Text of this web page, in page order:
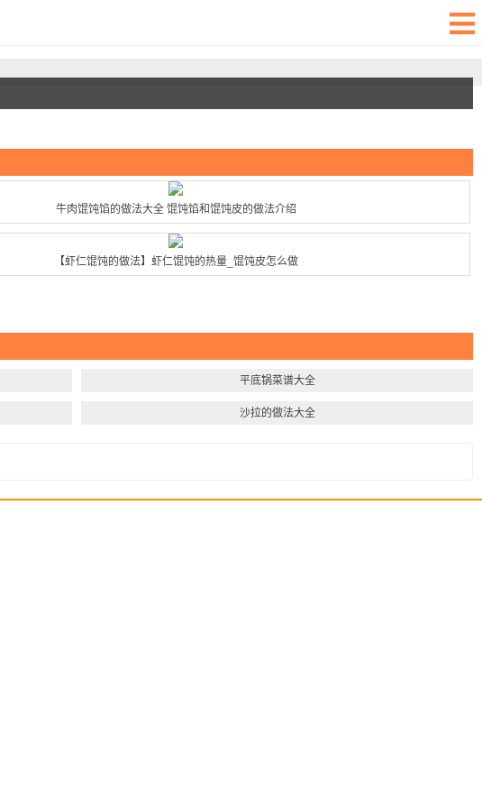
牛肉馄饨馅的做法大全 馄饨馅和馄饨皮的做法介绍
【虾仁馄饨的做法】虾仁馄饨的热量_馄饨皮怎么做
平底锅菜谱大全
沙拉的做法大全